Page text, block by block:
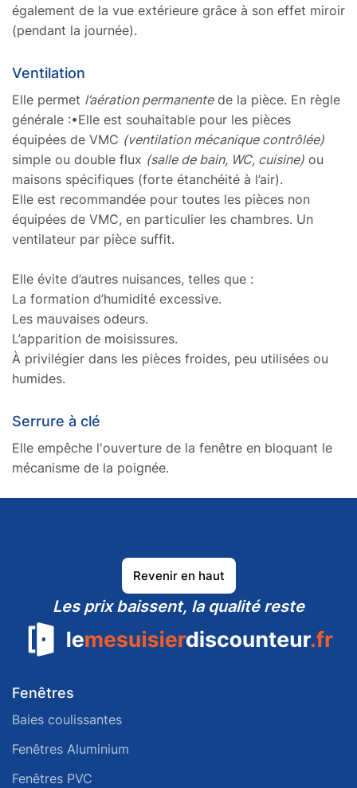
également de la vue extérieure grâce à son effet miroir
(pendant la journée).
Ventilation
Elle permet l’aération permanentede la pièce. En règle
générale :•Elle est souhaitable pour les pièces
équipées de VMC (ventilation mécanique contrôlée)
simple ou double flux (salle de bain, WC, cuisine) ou
maisons spécifiques (forte étanchéité à l’air).
Elle est recommandée pour toutes les pièces non
équipées de VMC, en particulier les chambres. Un
ventilateur par pièce suffit.
Elle évite d’autres nuisances, telles que :
La formation d’humidité excessive.
Les mauvaises odeurs.
L’apparition de moisissures.
À privilégier dans les pièces froides, peu utilisées ou
humides.
Serrure à clé
Elle empêche l'ouverture de la fenêtre en bloquant le
mécanisme de la poignée.
Revenir en haut
Les prix baissent, la qualité reste
Fenêtres
Baies coulissantes
Fenêtres Aluminium
Fenêtres PVC